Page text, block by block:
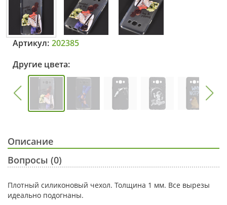
Артикул: 202385
Другие цвета:
Описание
Вопросы (0)
Плотный силиконовый чехол. Толщина 1 мм. Все вырезы
идеально подогнаны.